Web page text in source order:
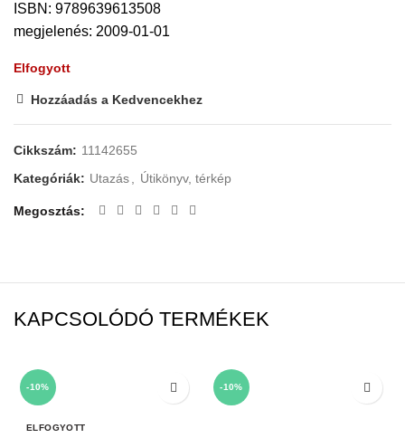
ISBN: 9789639613508
megjelenés: 2009-01-01
Elfogyott
Hozzáadás a Kedvencekhez
Cikkszám: 11142655
Kategóriák: Utazás, Útikönyv, térkép
Megosztás
KAPCSOLÓDÓ TERMÉKEK
-10%
ELFOGYOTT
-10%